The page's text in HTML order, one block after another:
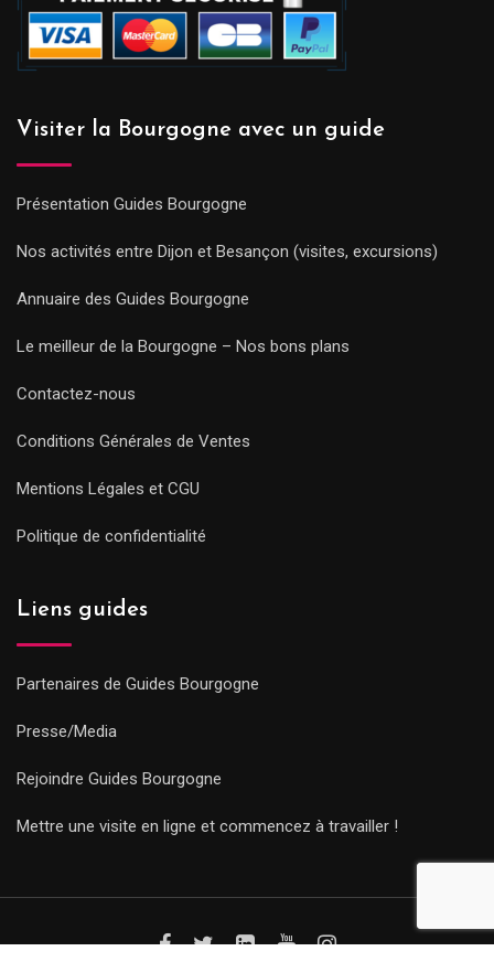
Visiter la Bourgogne avec un guide
Présentation Guides Bourgogne
Nos activités entre Dijon et Besançon (visites, excursions)
Annuaire des Guides Bourgogne
Le meilleur de la Bourgogne – Nos bons plans
Contactez-nous
Conditions Générales de Ventes
Mentions Légales et CGU
Politique de confidentialité
Liens guides
Partenaires de Guides Bourgogne
Presse/Media
Rejoindre Guides Bourgogne
Mettre une visite en ligne et commencez à travailler !